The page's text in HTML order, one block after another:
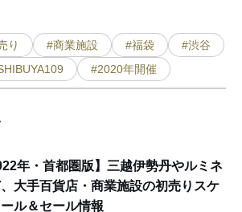
り #商業施設 #福袋
#渋谷
#2020年開催
年・首都圏版】三越伊勢丹やルミネ
大手百貨店・商業施設の初売りスケ
ル＆セール情報